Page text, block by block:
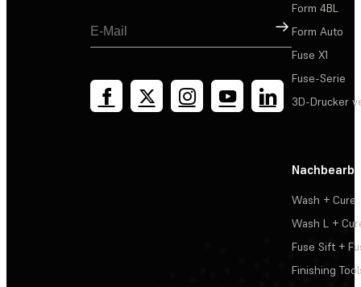
Registrieren
Form 4BL
Form Auto
Fuse X1
Fuse-Serie
3D-Drucker
Wash + Cure
Wash L +
Fuse Sift +
Finishing